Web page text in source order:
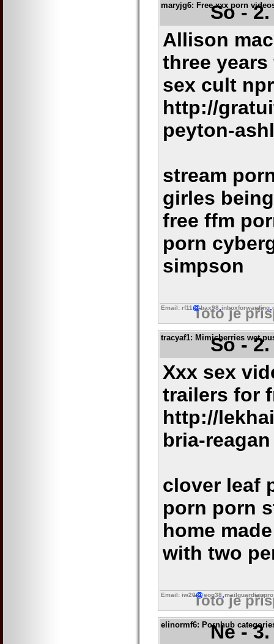
maryjg6: Free xxx porn
So -
Allison
three
sex cult npr
http://
peyton-
stream
girles
free ffm
porn
simpson
Email: rf11 bax98 inboxforwarding
Toto je
tracyaf1: Mimicherries wet
So -
Xxx sex
trailers for
http://
bria-reagan
clover leaf
porn porn
home
with two
Email: iw20 eog38 mailguardianpro
Toto je
elinormf6: Pornhub
Ne -